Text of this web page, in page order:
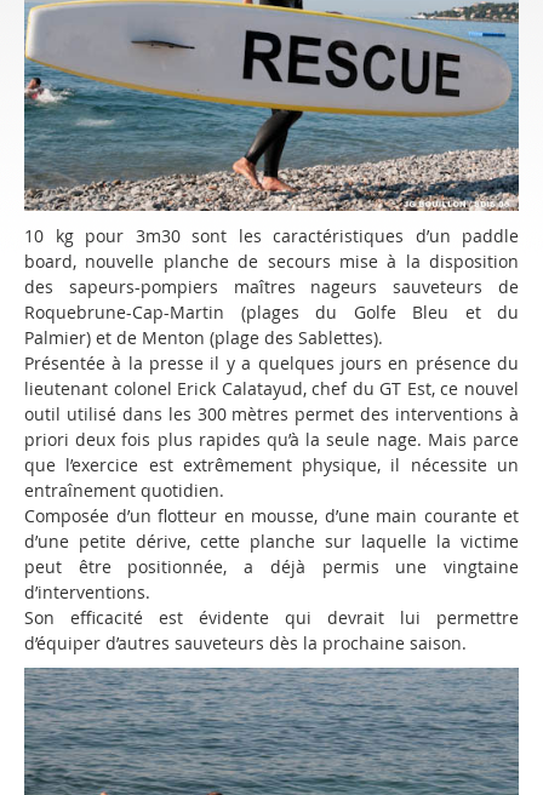
10 kg pour 3m30 sont les caractéristiques d’un paddle
board, nouvelle planche de secours mise à la disposition
des sapeurs-pompiers maîtres nageurs sauveteurs de
Roquebrune-Cap-Martin (plages du Golfe Bleu et du
Palmier) et de Menton (plage des Sablettes).
Présentée à la presse il y a quelques jours en présence du
lieutenant colonel Erick Calatayud, chef du GT Est, ce nouvel
outil utilisé dans les 300 mètres permet des interventions à
priori deux fois plus rapides qu’à la seule nage. Mais parce
que l’exercice est extrêmement physique, il nécessite un
entraînement quotidien.
Composée d’un flotteur en mousse, d’une main courante et
d’une petite dérive, cette planche sur laquelle la victime
peut être positionnée, a déjà permis une vingtaine
d’interventions.
Son efficacité est évidente qui devrait lui permettre
d’équiper d’autres sauveteurs dès la prochaine saison.